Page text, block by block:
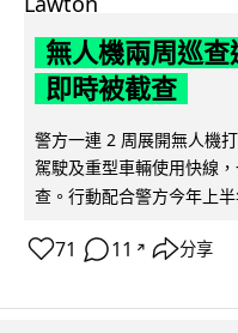
無人機兩周巡
即時被截查
警方一連 2 周展開無人機
駕駛及重型車輛使用快線
查。行動配合警方今年上
71 11 ↗ 分享